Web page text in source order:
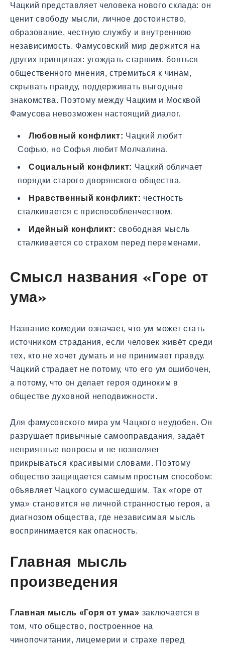
Чацкий представляет человека нового склада: он
ценит свободу мысли, личное достоинство,
образование, честную службу и внутреннюю
независимость. Фамусовский мир держится на
других принципах: угождать старшим, бояться
общественного мнения, стремиться к чинам,
скрывать правду, поддерживать выгодные
знакомства. Поэтому между Чацким и Москвой
Фамусова невозможен настоящий диалог.
Любовный конфликт: Чацкий любит
Софью, но Софья любит Молчалина.
Социальный конфликт: Чацкий обличает
порядки старого дворянского общества.
Нравственный конфликт: честность
сталкивается с приспособленчеством.
Идейный конфликт: свободная мысль
сталкивается со страхом перед переменами.
Смысл названия «Горе от
ума»
Название комедии означает, что ум может стать
источником страдания, если человек живёт среди
тех, кто не хочет думать и не принимает правду.
Чацкий страдает не потому, что его ум ошибочен,
а потому, что он делает героя одиноким в
обществе духовной неподвижности.
Для фамусовского мира ум Чацкого неудобен. Он
разрушает привычные самооправдания, задаёт
неприятные вопросы и не позволяет
прикрываться красивыми словами. Поэтому
общество защищается самым простым способом:
объявляет Чацкого сумасшедшим. Так «горе от
ума» становится не личной странностью героя, а
диагнозом общества, где независимая мысль
воспринимается как опасность.
Главная мысль
произведения
Главная мысль «Горя от ума» заключается в
том, что общество, построенное на
чинопочитании, лицемерии и страхе перед